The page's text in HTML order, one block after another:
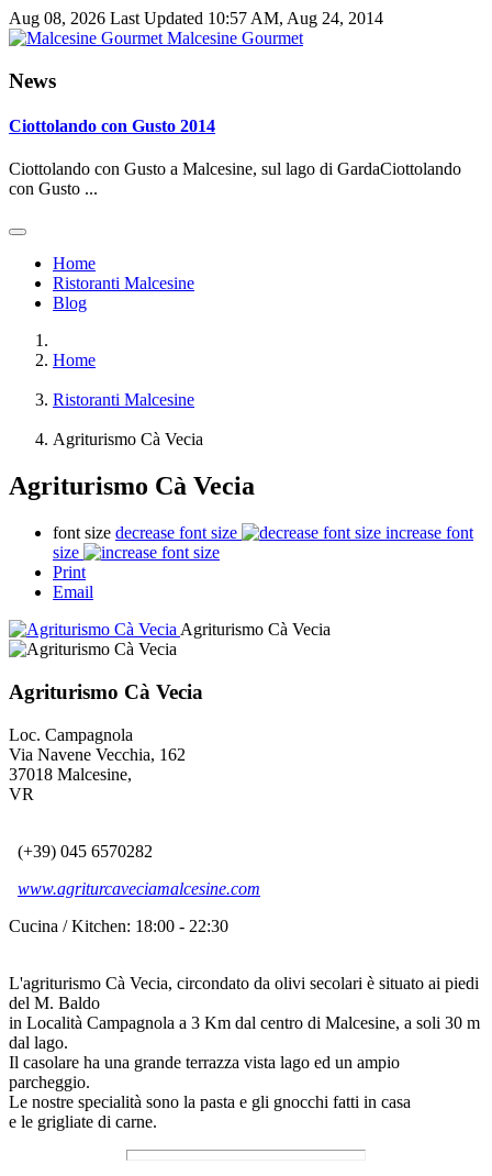
Aug 08, 2026 Last Updated 10:57 AM, Aug 24, 2014
Malcesine Gourmet
News
Ciottolando con Gusto 2014
Ciottolando con Gusto a Malcesine, sul lago di GardaCiottolando
con Gusto ...
Home
Ristoranti Malcesine
Blog
Home
Ristoranti Malcesine
Agriturismo Cà Vecia
Agriturismo Cà Vecia
font size decrease font size
increase font
size
Print
Email
Agriturismo Cà Vecia
Agriturismo Cà Vecia
Loc. Campagnola
Via Navene Vecchia, 162
37018 Malcesine,
VR
(+39) 045 6570282
www.agriturcaveciamalcesine.com
Cucina / Kitchen: 18:00 - 22:30
L'agriturismo Cà Vecia, circondato da olivi secolari è situato ai piedi
del M. Baldo
in Località Campagnola a 3 Km dal centro di Malcesine, a soli 30 m
dal lago.
Il casolare ha una grande terrazza vista lago ed un ampio
parcheggio.
Le nostre specialità sono la pasta e gli gnocchi fatti in casa
e le grigliate di carne.